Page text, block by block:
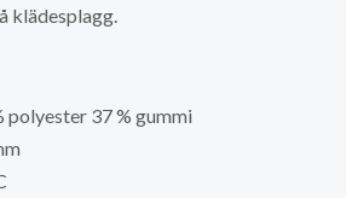
klädesplagg.
polyester 37 % gummi